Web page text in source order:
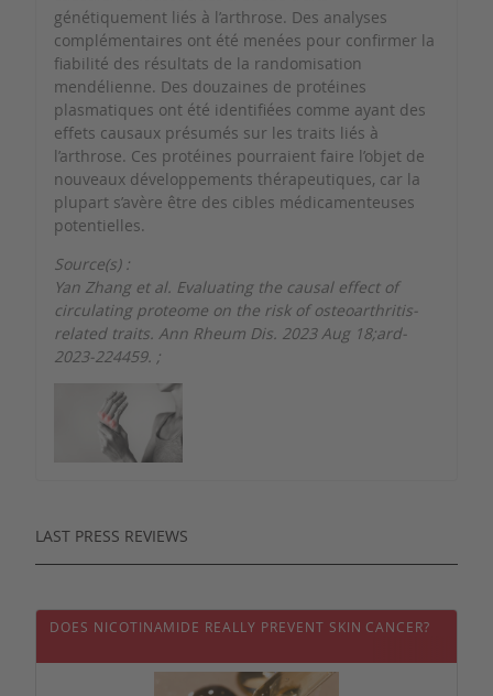
génétiquement liés à l’arthrose. Des analyses
complémentaires ont été menées pour confirmer la
fiabilité des résultats de la randomisation
mendélienne. Des douzaines de protéines
plasmatiques ont été identifiées comme ayant des
effets causaux présumés sur les traits liés à
l’arthrose. Ces protéines pourraient faire l’objet de
nouveaux développements thérapeutiques, car la
plupart s’avère être des cibles médicamenteuses
potentielles.
Source(s) :
Yan Zhang et al. Evaluating the causal effect of
circulating proteome on the risk of osteoarthritis-
related traits. Ann Rheum Dis. 2023 Aug 18;ard-
2023-224459. ;
LAST PRESS REVIEWS
DOES NICOTINAMIDE REALLY PREVENT SKIN CANCER?